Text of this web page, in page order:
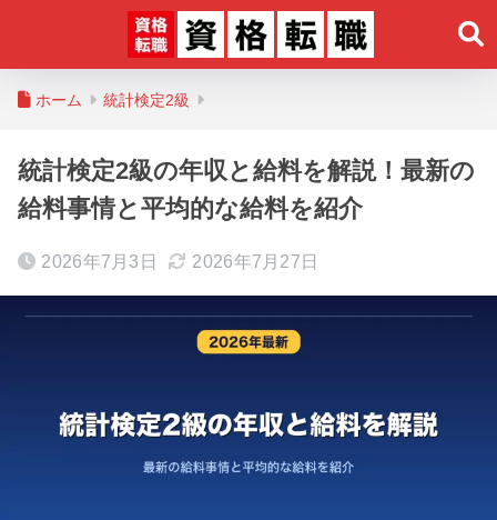
ホーム 統計検定2級
統計検定2級の年収と給料を解説！最新の
給料事情と平均的な給料を紹介
2026年7月3日 2026年7月27日